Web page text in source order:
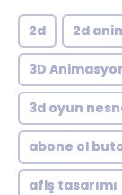
2d 2d
3D
3d oyun
abone ol
afiş tasarımı